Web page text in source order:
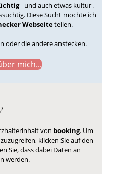
- und auch etwas kultur-,
Diese Sucht möchte ich
Webseiteteilen.
oder die andere anstecken.
mich...
von booking. Um
klicken Sie auf den
Sie, dass dabei Daten an
werden.